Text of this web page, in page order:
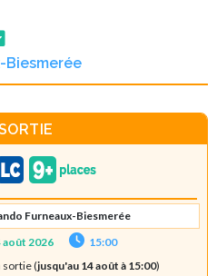
Biesmerée
Furneaux-Biesmerée
août 2026
15:00
sortie (jusqu'au 14 août à 15:00)